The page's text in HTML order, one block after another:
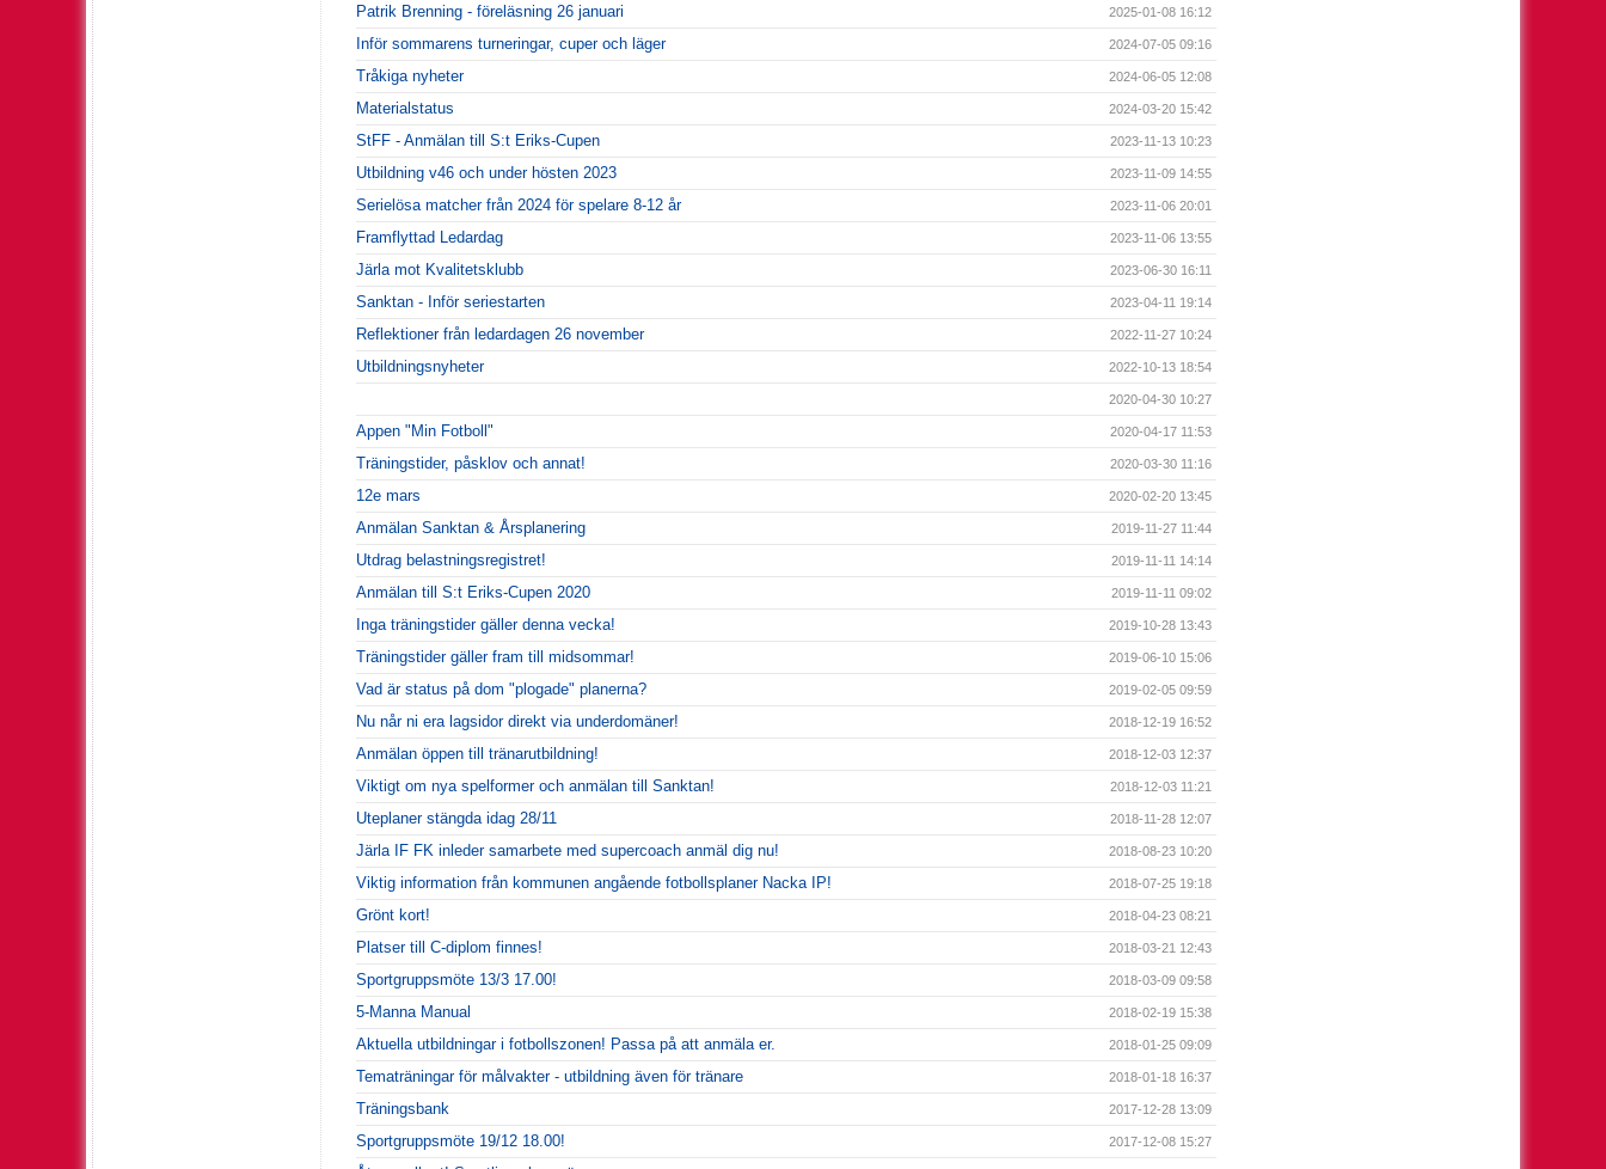
Patrik Brenning - föreläsning 26 januari 2025-01-08 16:12
Inför sommarens turneringar, cuper och läger 2024-07-05 09:16
Tråkiga nyheter 2024-06-05 12:08
Materialstatus 2024-03-20 15:42
StFF - Anmälan till S:t Eriks-Cupen 2023-11-13 10:23
Utbildning v46 och under hösten 2023 2023-11-09 14:55
Serielösa matcher från 2024 för spelare 8-12 år 2023-11-06 20:01
Framflyttad Ledardag 2023-11-06 13:55
Järla mot Kvalitetsklubb 2023-06-30 16:11
Sanktan - Inför seriestarten 2023-04-11 19:14
Reflektioner från ledardagen 26 november 2022-11-27 10:24
Utbildningsnyheter 2022-10-13 18:54
2020-04-30 10:27
Appen "Min Fotboll" 2020-04-17 11:53
Träningstider, påsklov och annat! 2020-03-30 11:16
12e mars 2020-02-20 13:45
Anmälan Sanktan & Årsplanering 2019-11-27 11:44
Utdrag belastningsregistret! 2019-11-11 14:14
Anmälan till S:t Eriks-Cupen 2020 2019-11-11 09:02
Inga träningstider gäller denna vecka! 2019-10-28 13:43
Träningstider gäller fram till midsommar! 2019-06-10 15:06
Vad är status på dom "plogade" planerna? 2019-02-05 09:59
Nu når ni era lagsidor direkt via underdomäner! 2018-12-19 16:52
Anmälan öppen till tränarutbildning! 2018-12-03 12:37
Viktigt om nya spelformer och anmälan till Sanktan! 2018-12-03 11:21
Uteplaner stängda idag 28/11 2018-11-28 12:07
Järla IF FK inleder samarbete med supercoach anmäl dig nu! 2018-08-23 10:20
Viktig information från kommunen angående fotbollsplaner Nacka IP! 2018-07-25 19:18
Grönt kort! 2018-04-23 08:21
Platser till C-diplom finnes! 2018-03-21 12:43
Sportgruppsmöte 13/3 17.00! 2018-03-09 09:58
5-Manna Manual 2018-02-19 15:38
Aktuella utbildningar i fotbollszonen! Passa på att anmäla er. 2018-01-25 09:09
Tematräningar för målvakter - utbildning även för tränare 2018-01-18 16:37
Träningsbank 2017-12-28 13:09
Sportgruppsmöte 19/12 18.00! 2017-12-08 15:27